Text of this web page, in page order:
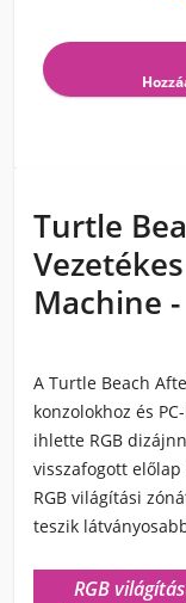
Turtle
Machine
A Turtle Beach
konzolokhoz és
ihlette RGB
visszafogott
RGB világítási
teszik
RGB